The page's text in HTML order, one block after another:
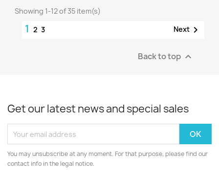
Showing 1-12 of 35 item(s)
1 2 3 Next 
Back to top 
Get our latest news and special sales
You may unsubscribe at any moment. For that purpose, please find our
contact info in the legal notice.